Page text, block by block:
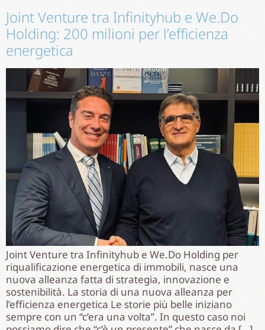
Joint Venture tra Infinityhub e We.Do
Holding: 200 milioni per l’efficienza
energetica
Joint Venture tra Infinityhub e We.Do Holding per
riqualificazione energetica di immobili, nasce una
nuova alleanza fatta di strategia, innovazione e
sostenibilità. La storia di una nuova alleanza per
l’efficienza energetica Le storie più belle iniziano
sempre con un “c’era una volta”. In questo caso noi